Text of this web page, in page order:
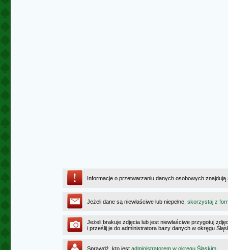
Informacje o przetwarzaniu danych osobowych
Jeżeli dane są niewłaściwe lub niepełne, skorzystaj z
Jeżeli brakuje zdjęcia lub jest niewłaściwe przygotuj
i prześlij je do administratora bazy danych w okręgu
Sprawdź, kto jest administratorem w okręgu Śląskim